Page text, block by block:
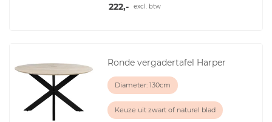
222,- excl. btw
Ronde vergadertafel Harper
Diameter: 130cm
Keuze uit zwart of naturel blad